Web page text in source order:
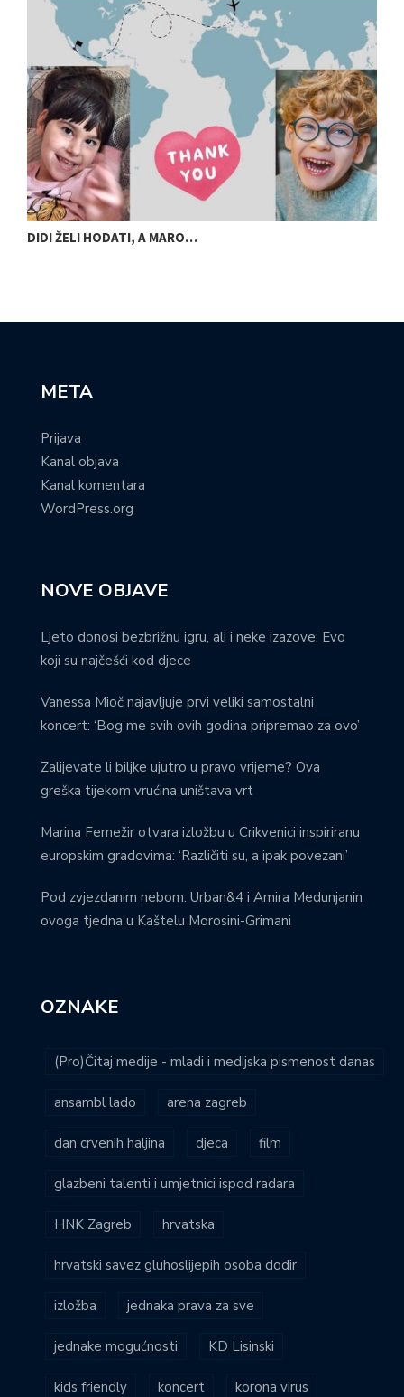
DIDI ŽELI HODATI, A MARO…
META
Prijava
Kanal objava
Kanal komentara
WordPress.org
NOVE OBJAVE
Ljeto donosi bezbrižnu igru, ali i neke izazove: Evo
koji su najčešći kod djece
Vanessa Mioč najavljuje prvi veliki samostalni
koncert: ‘Bog me svih ovih godina pripremao za ovo’
Zalijevate li biljke ujutro u pravo vrijeme? Ova
greška tijekom vrućina uništava vrt
Marina Fernežir otvara izložbu u Crikvenici inspiriranu
europskim gradovima: ‘Različiti su, a ipak povezani’
Pod zvjezdanim nebom: Urban&4 i Amira Medunjanin
ovoga tjedna u Kaštelu Morosini-Grimani
OZNAKE
(Pro)Čitaj medije - mladi i medijska pismenost danas
ansambl lado arena zagreb
dan crvenih haljina djeca film
glazbeni talenti i umjetnici ispod radara
HNK Zagreb hrvatska
hrvatski savez gluhoslijepih osoba dodir
izložba jednaka prava za sve
jednake mogućnosti KD Lisinski
kids friendly koncert korona virus